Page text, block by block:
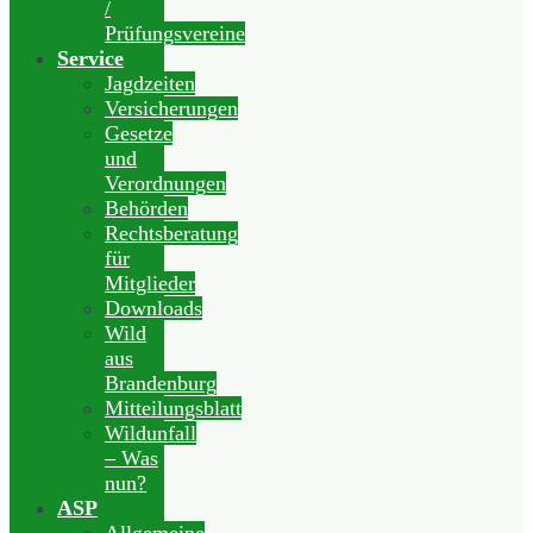
/
Prüfungsvereine
Service
Jagdzeiten
Versicherungen
Gesetze
und
Verordnungen
Behörden
Rechtsberatung
für
Mitglieder
Downloads
Wild
aus
Brandenburg
Mitteilungsblatt
Wildunfall
– Was
nun?
ASP